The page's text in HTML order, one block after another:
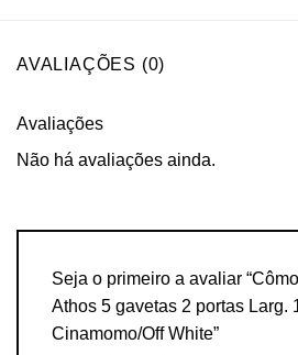
AVALIAÇÕES (0)
Avaliações
Não há avaliações ainda.
Seja o primeiro a avaliar
Athos 5 gavetas 2 portas Larg.
Cinamomo/Off White”